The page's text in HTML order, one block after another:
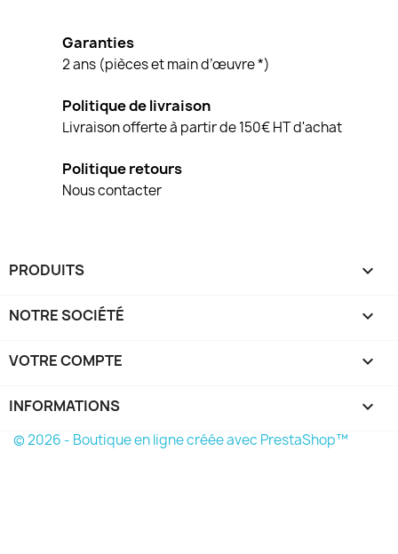
Garanties
2 ans (pièces et main d’œuvre *)
Politique de livraison
Livraison offerte à partir de 150€ HT d'achat
Politique retours
Nous contacter
PRODUITS 
NOTRE SOCIÉTÉ 
VOTRE COMPTE 
INFORMATIONS keyboard_arrow_down
© 2026 - Boutique en ligne créée avec PrestaShop™